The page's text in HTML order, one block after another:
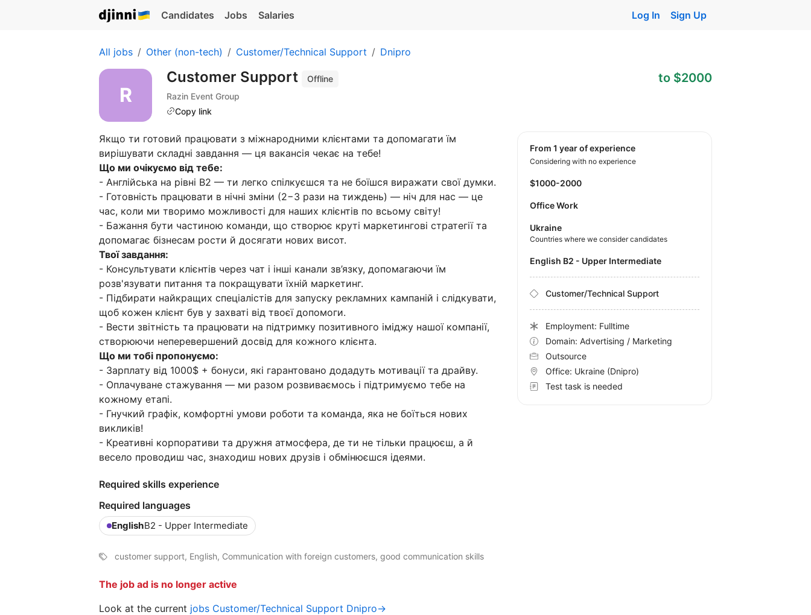
Candidates Jobs Salaries Log In Sign Up
All jobs Other (non-tech) Customer/Technical Support Dnipro
Customer Support
Offline
Razin Event Group
Copy link
to $2000
Якщо ти готовий працювати з міжнародними клієнтами та допомагати їм
вирішувати складні завдання — ця вакансія чекає на тебе!
Що ми очікуємо від тебе:
- Англійська на рівні B2 — ти легко спілкуєшся та не боїшся виражати свої думки.
- Готовність працювати в нічні зміни (2−3 рази на тиждень) — ніч для нас — це
час, коли ми творимо можливості для наших клієнтів по всьому світу!
- Бажання бути частиною команди, що створює круті маркетингові стратегії та
допомагає бізнесам рости й досягати нових висот.
Твої завдання:
- Консультувати клієнтів через чат і інші канали зв’язку, допомагаючи їм
розв'язувати питання та покращувати їхній маркетинг.
- Підбирати найкращих спеціалістів для запуску рекламних кампаній і слідкувати,
щоб кожен клієнт був у захваті від твоєї допомоги.
- Вести звітність та працювати на підтримку позитивного іміджу нашої компанії,
створюючи неперевершений досвід для кожного клієнта.
Що ми тобі пропонуємо:
- Зарплату від 1000$ + бонуси, які гарантовано додадуть мотивації та драйву.
- Оплачуване стажування — ми разом розвиваємось і підтримуємо тебе на
кожному етапі.
- Гнучкий графік, комфортні умови роботи та команда, яка не боїться нових
викликів!
- Креативні корпоративи та дружня атмосфера, де ти не тільки працюєш, а й
весело проводиш час, знаходиш нових друзів і обмінюєшся ідеями.
Required skills experience
Required languages
EnglishB2 - Upper Intermediate
customer support, English, Communication with foreign customers, good communication skills
The job ad is no longer active
Look at the current jobs Customer/Technical Support Dnipro→
from 1 year of experience
Considering with no experience
$1000-2000
Office Work
Ukraine
Countries where we consider candidates
English B2 - Upper Intermediate
Customer/Technical Support
Employment: Fulltime
Domain: Advertising / Marketing
Outsource
Office: Ukraine (Dnipro)
Test task is needed